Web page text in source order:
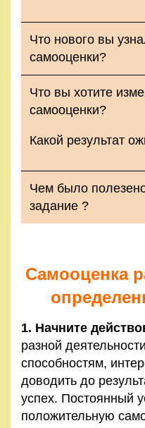
Что нового вы
самооценки?
Что вы хотите
самооценки?
Какой результат
Чем было
задание ?
Самооценка
1. Начните
разной
способностям,
доводить до
успех. Постоянный
положительную